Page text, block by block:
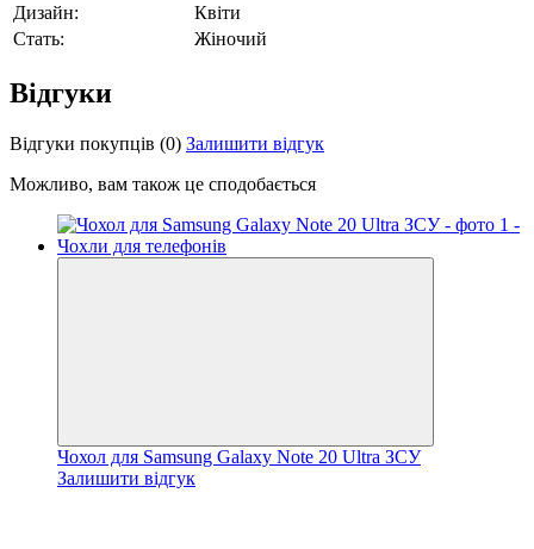
Дизайн:
Квіти
Стать:
Жіночий
Відгуки
Відгуки покупців (0) Залишити відгук
Можливо, вам також це сподобається
Чохол для Samsung Galaxy Note 20 Ultra ЗСУ
Залишити відгук